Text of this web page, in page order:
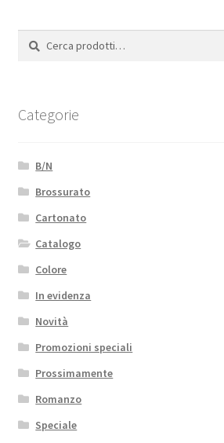
Cerca:
Cerca
Categorie
B/N
Brossurato
Cartonato
Catalogo
Colore
In evidenza
Novità
Promozioni speciali
Prossimamente
Romanzo
Speciale